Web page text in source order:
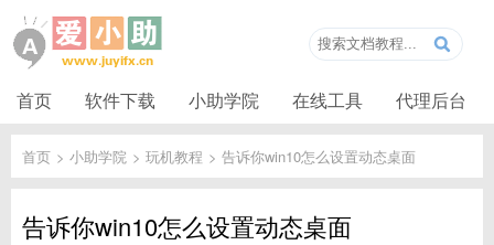
首页 软件下载 小助学院 在线工具 代理后台
首页 > 小助学院 > 玩机教程 > 告诉你win10怎么设置动态桌面
告诉你win10怎么设置动态桌面